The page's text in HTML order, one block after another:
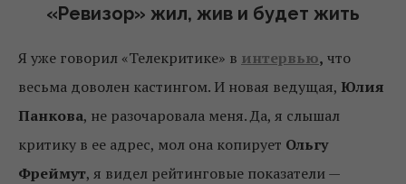
«Ревизор» жил, жив и будет жить
Я уже говорил «Телекритике» в интервью, что
весьма доволен кастингом. И новая ведущая, Юлия
Панкова, не разочаровала меня. Да, я слышал
критику в ее адрес, мол она копирует Ольгу
Фреймут, я видел рейтинговые показатели —